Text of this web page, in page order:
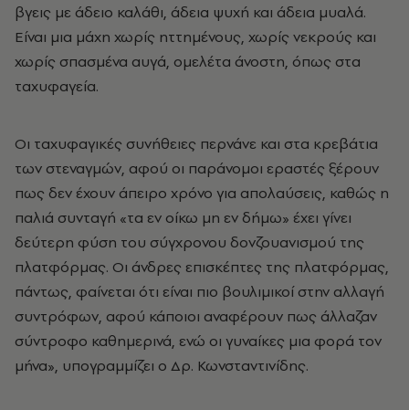
βγεις με άδειο καλάθι, άδεια ψυχή και άδεια μυαλά.
Είναι μια μάχη χωρίς ηττημένους, χωρίς νεκρούς και
χωρίς σπασμένα αυγά, ομελέτα άνοστη, όπως στα
ταχυφαγεία.
Οι ταχυφαγικές συνήθειες περνάνε και στα κρεβάτια
των στεναγμών, αφού οι παράνομοι εραστές ξέρουν
πως δεν έχουν άπειρο χρόνο για απολαύσεις, καθώς η
παλιά συνταγή «τα εν οίκω μη εν δήμω» έχει γίνει
δεύτερη φύση του σύγχρονου δονζουανισμού της
πλατφόρμας. Οι άνδρες επισκέπτες της πλατφόρμας,
πάντως, φαίνεται ότι είναι πιο βουλιμικοί στην αλλαγή
συντρόφων, αφού κάποιοι αναφέρουν πως άλλαζαν
σύντροφο καθημερινά, ενώ οι γυναίκες μια φορά τον
μήνα», υπογραμμίζει ο Δρ. Κωνσταντινίδης.